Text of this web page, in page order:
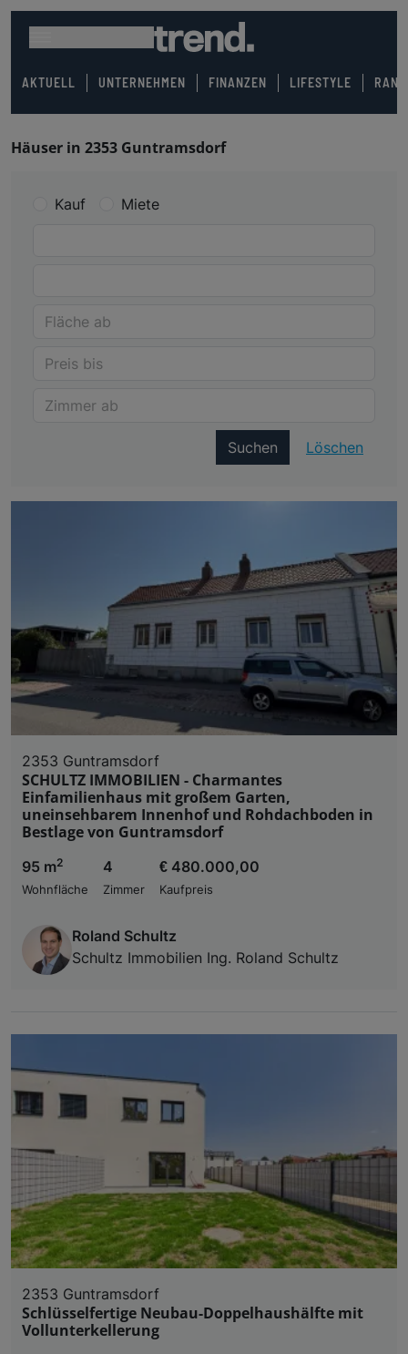
AKTUELL UNTERNEHMEN FINANZEN LIFESTYLE
Häuser in 2353 Guntramsdorf
Kauf Miete
Suchen Löschen
2353 Guntramsdorf
SCHULTZ IMMOBILIEN - Charmantes
Einfamilienhaus mit großem Garten,
uneinsehbarem Innenhof und Rohdachboden in
Bestlage von Guntramsdorf
95 m2
Wohnfläche
4
Zimmer
€ 480.000,00
Kaufpreis
Roland Schultz
Schultz Immobilien Ing. Roland Schultz
2353 Guntramsdorf
Schlüsselfertige Neubau-Doppelhaushälfte mit
Vollunterkellerung